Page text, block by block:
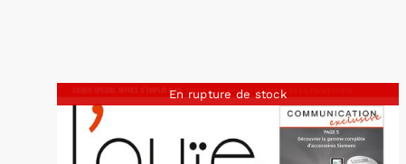
En rupture de stock